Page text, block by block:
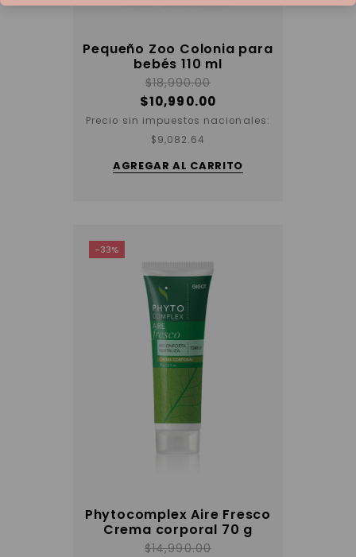
Pequeño Zoo Colonia para
bebés 110 ml
$18,990.00
$10,990.00
Precio sin impuestos nacionales:
$9,082.64
AGREGAR AL CARRITO
-33%
Phytocomplex Aire Fresco
Crema corporal 70 g
$14,990.00